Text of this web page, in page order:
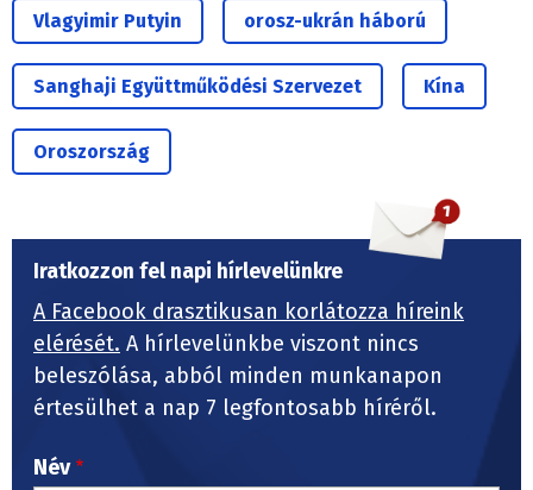
Vlagyimir Putyin orosz-ukrán háború
Sanghaji Együttműködési Szervezet Kína
Oroszország
Iratkozzon fel napi hírlevelünkre
A Facebook drasztikusan korlátozza híreink
elérését. A hírlevelünkbe viszont nincs
beleszólása, abból minden munkanapon
értesülhet a nap 7 legfontosabb híréről.
Név